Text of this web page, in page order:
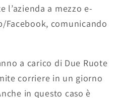
a mezzo e-
Facebook, comunicando
a carico di Due Ruote
corriere in un giorno
in questo caso è